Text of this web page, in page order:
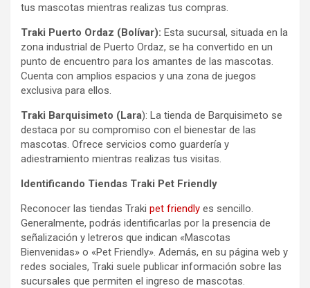
tus mascotas mientras realizas tus compras.
Traki Puerto Ordaz (Bolívar): Esta sucursal, situada en la
zona industrial de Puerto Ordaz, se ha convertido en un
punto de encuentro para los amantes de las mascotas.
Cuenta con amplios espacios y una zona de juegos
exclusiva para ellos.
Traki Barquisimeto (Lara): La tienda de Barquisimeto se
destaca por su compromiso con el bienestar de las
mascotas. Ofrece servicios como guardería y
adiestramiento mientras realizas tus visitas.
Identificando Tiendas Traki Pet Friendly
Reconocer las tiendas Traki pet friendly es sencillo.
Generalmente, podrás identificarlas por la presencia de
señalización y letreros que indican «Mascotas
Bienvenidas» o «Pet Friendly». Además, en su página web y
redes sociales, Traki suele publicar información sobre las
sucursales que permiten el ingreso de mascotas.